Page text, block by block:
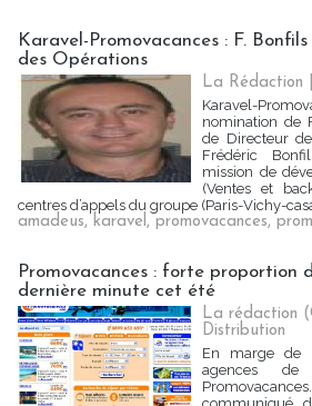
Karavel-Promovacances : F.
des Opérations
La Rédaction
Karavel-
nomination de
de Directeur
Frédéric
mission de
(Ventes et
centres d’appels du groupe (Paris-Vichy-
amadeus, karavel, promovacances,
Promovacances : forte proportion
dernière minute cet été
La rédaction
Distribution
En marge de
agences